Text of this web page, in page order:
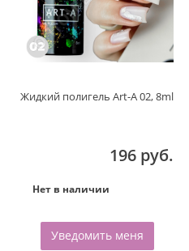
Жидкий полигель Art-A 02, 8ml
196 руб.
Нет в наличии
Уведомить меня